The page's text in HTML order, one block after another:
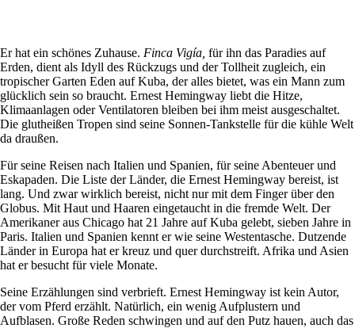
Er hat ein schönes Zuhause. Finca Vigía, für ihn das Paradies auf
Erden, dient als Idyll des Rückzugs und der Tollheit zugleich, ein
tropischer Garten Eden auf Kuba, der alles bietet, was ein Mann zum
glücklich sein so braucht. Ernest Hemingway liebt die Hitze,
Klimaanlagen oder Ventilatoren bleiben bei ihm meist ausgeschaltet.
Die glutheißen Tropen sind seine Sonnen-Tankstelle für die kühle Welt
da draußen.
Für seine Reisen nach Italien und Spanien, für seine Abenteuer und
Eskapaden. Die Liste der Länder, die Ernest Hemingway bereist, ist
lang. Und zwar wirklich bereist, nicht nur mit dem Finger über den
Globus. Mit Haut und Haaren eingetaucht in die fremde Welt. Der
Amerikaner aus Chicago hat 21 Jahre auf Kuba gelebt, sieben Jahre in
Paris. Italien und Spanien kennt er wie seine Westentasche. Dutzende
Länder in Europa hat er kreuz und quer durchstreift. Afrika und Asien
hat er besucht für viele Monate.
Seine Erzählungen sind verbrieft. Ernest Hemingway ist kein Autor,
der vom Pferd erzählt. Natürlich, ein wenig Aufplustern und
Aufblasen. Große Reden schwingen und auf den Putz hauen, auch das